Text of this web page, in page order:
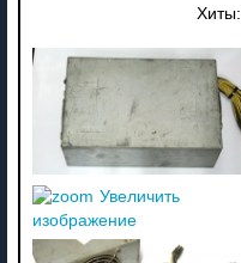
Хиты:
Увеличить
изображение